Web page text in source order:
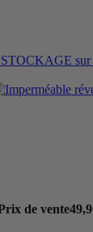
de vente